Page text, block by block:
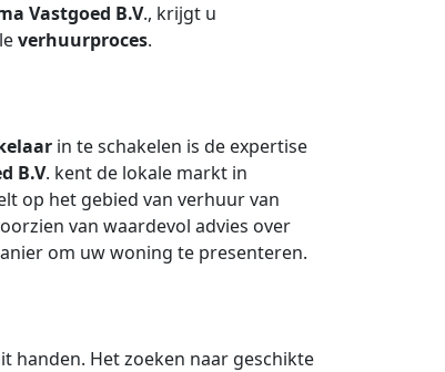
Vastgoed B.V., krijgt u
verhuurproces.
in te schakelen is de expertise
B.V. kent de lokale markt in
op het gebied van verhuur van
van waardevol advies over
om uw woning te presenteren.
handen. Het zoeken naar geschikte